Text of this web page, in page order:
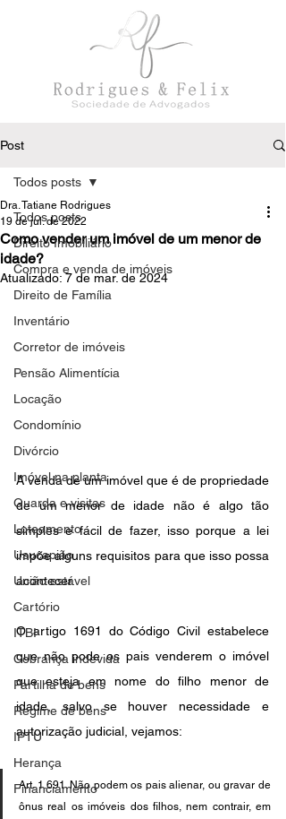
Post
Todos posts
Direito Imobiliário
Compra e venda de imóveis
Direito de Família
Inventário
Corretor de imóveis
Pensão Alimentícia
Locação
Condomínio
Divórcio
Imóvel na planta
Guarda e visitas
Loteamento
Usucapião
União estável
Cartório
ITBI
Cobrança indevida
Partilha de bens
Regime de bens
IPTU
Herança
Financiamento
Todos posts
Como vender um imóvel de um menor de
idade?
Dra. Tatiane Rodrigues
19 de jul. de 2022
Atualizado:7 de mar. de 2024
A venda de um imóvel que é de propriedade
de um menor de idade não é algo tão
simples e fácil de fazer, isso porque a lei
impõe alguns requisitos para que isso possa
acontecer.
O artigo 1691 do Código Civil estabelece
que não pode os pais venderem o imóvel
que esteja em nome do filho menor de
idade, salvo se houver necessidade e
autorização judicial, vejamos:
Art. 1.691. Não podem os pais alienar, ou gravar de
ônus real os imóveis dos filhos, nem contrair, em